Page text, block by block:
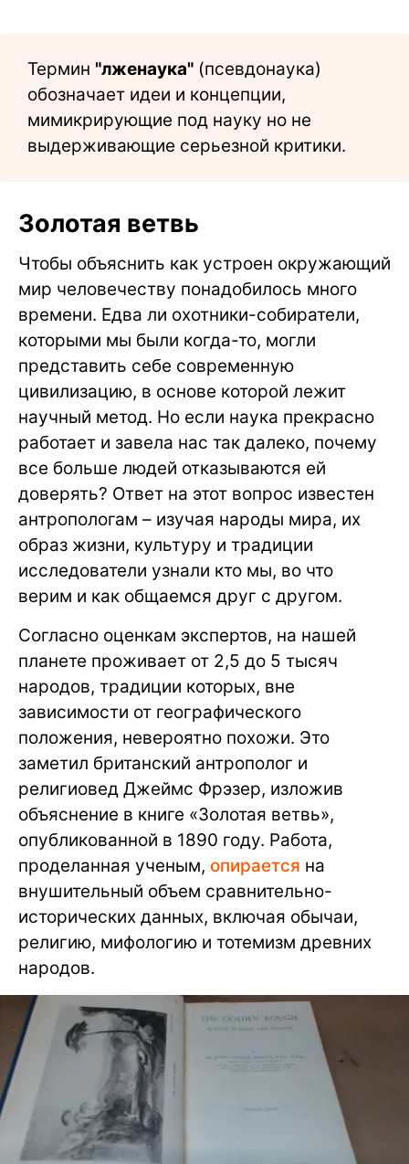
Термин "лженаука" (псевдонаука)
обозначает идеи и концепции,
мимикрирующие под науку но не
выдерживающие серьезной критики.
Золотая ветвь
Чтобы объяснить как устроен окружающий
мир человечеству понадобилось много
времени. Едва ли охотники-собиратели,
которыми мы были когда-то, могли
представить себе современную
цивилизацию, в основе которой лежит
научный метод. Но если наука прекрасно
работает и завела нас так далеко, почему
все больше людей отказываются ей
доверять? Ответ на этот вопрос известен
антропологам – изучая народы мира, их
образ жизни, культуру и традиции
исследователи узнали кто мы, во что
верим и как общаемся друг с другом.
Согласно оценкам экспертов, на нашей
планете проживает от 2,5 до 5 тысяч
народов, традиции которых, вне
зависимости от географического
положения, невероятно похожи. Это
заметил британский антрополог и
религиовед Джеймс Фрэзер, изложив
объяснение в книге «Золотая ветвь»,
опубликованной в 1890 году. Работа,
проделанная ученым, опирается на
внушительный объем сравнительно-
исторических данных, включая обычаи,
религию, мифологию и тотемизм древних
народов.